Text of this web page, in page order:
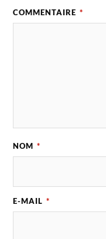
COMMENTAIRE *
NOM *
E-MAIL *